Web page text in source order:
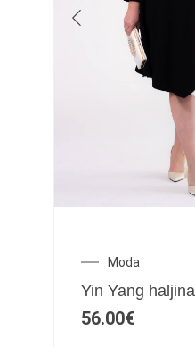
Moda
Yin Yang haljina
56.00€